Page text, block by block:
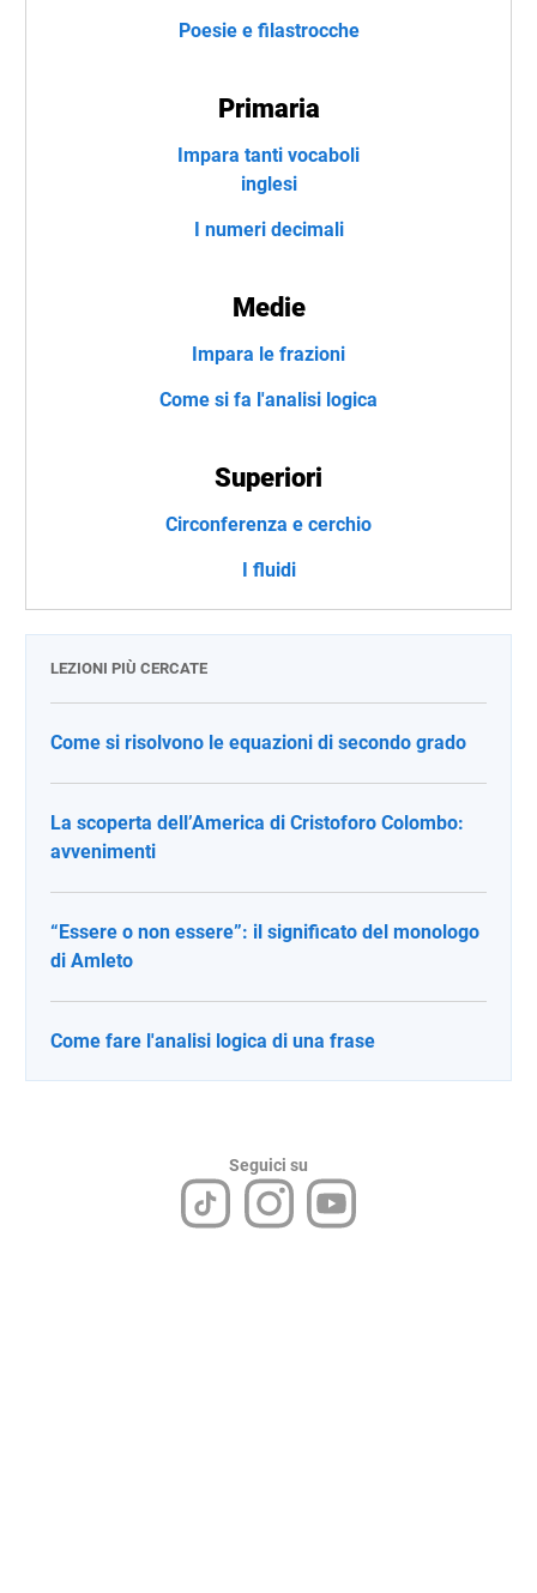
Poesie e filastrocche
Primaria
Impara tanti vocaboli
inglesi
I numeri decimali
Medie
Impara le frazioni
Come si fa l'analisi logica
Superiori
Circonferenza e cerchio
I fluidi
LEZIONI PIÙ CERCATE
Come si risolvono le equazioni di secondo grado
La scoperta dell’America di Cristoforo Colombo:
avvenimenti
“Essere o non essere”: il significato del monologo
di Amleto
Come fare l'analisi logica di una frase
Seguici su